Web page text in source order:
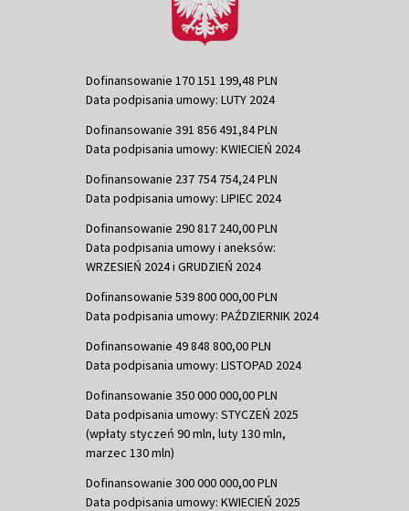
Dofinansowanie 170 151 199,48 PLN
Data podpisania umowy: LUTY 2024
Dofinansowanie 391 856 491,84 PLN
Data podpisania umowy: KWIECIEŃ 2024
Dofinansowanie 237 754 754,24 PLN
Data podpisania umowy: LIPIEC 2024
Dofinansowanie 290 817 240,00 PLN
Data podpisania umowy i aneksów:
WRZESIEŃ 2024 i GRUDZIEŃ 2024
Dofinansowanie 539 800 000,00 PLN
Data podpisania umowy: PAŹDZIERNIK 2024
Dofinansowanie 49 848 800,00 PLN
Data podpisania umowy: LISTOPAD 2024
Dofinansowanie 350 000 000,00 PLN
Data podpisania umowy: STYCZEŃ 2025
(wpłaty styczeń 90 mln, luty 130 mln,
marzec 130 mln)
Dofinansowanie 300 000 000,00 PLN
Data podpisania umowy: KWIECIEŃ 2025